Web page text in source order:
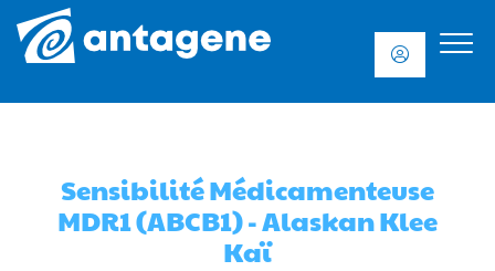
Sensibilité Médicamenteuse
MDR1 (ABCB1) - Alaskan Klee
Kaï